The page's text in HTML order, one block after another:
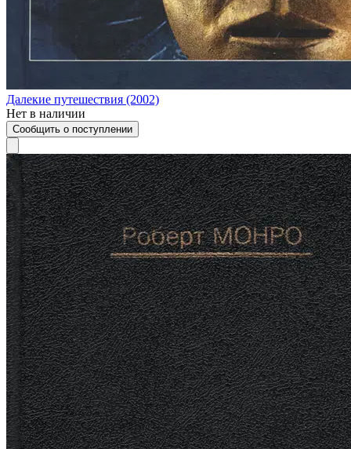
Далекие путешествия (2002)
Нет в наличии
Сообщить о поступлении